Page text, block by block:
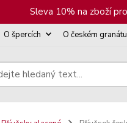
Sleva 10% na zboží
O špercích O českém granátu